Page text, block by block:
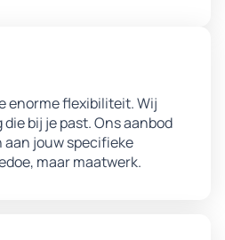
enorme flexibiliteit. Wij
bij je past. Ons aanbod
aan jouw specifieke
maar maatwerk.